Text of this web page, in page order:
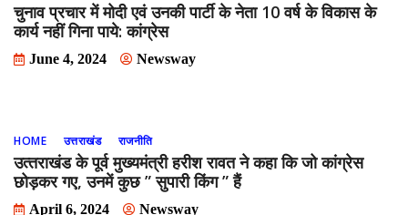
चुनाव प्रचार में मोदी एवं उनकी पार्टी के नेता 10 वर्ष के विकास के
कार्य नहीं गिना पाये: कांग्रेस
June 4, 2024 Newsway
HOME उत्तराखंड राजनीति
उत्‍तराखंड के पूर्व मुख्‍यमंत्री हरीश रावत ने कहा कि जो कांग्रेस
छोड़कर गए, उनमें कुछ ” सुपारी किंग ” हैं
April 6, 2024 Newsway